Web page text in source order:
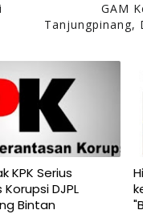
GAM
Tanjungpinang,
KPK Serius
DJPL
Bintan